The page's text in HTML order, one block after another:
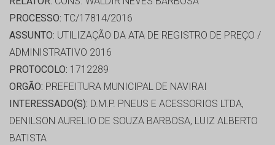
PROCESSO: TC/17814/2016
ASSUNTO: UTILIZAÇÃO DA ATA DE REGISTRO DE PREÇO /
ADMINISTRATIVO 2016
PROTOCOLO: 1712289
ORGÃO: PREFEITURA MUNICIPAL DE NAVIRAI
INTERESSADO(S): D.M.P. PNEUS E ACESSORIOS LTDA,
DENILSON AURELIO DE SOUZA BARBOSA, LUIZ ALBERTO
BATISTA